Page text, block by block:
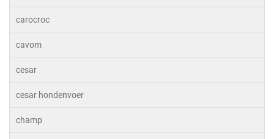
carocroc
cavom
cesar
cesar hondenvoer
champ